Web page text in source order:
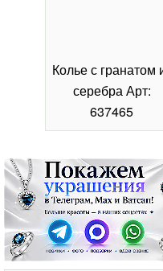
Колье с гранатом
серебра Арт:
637465